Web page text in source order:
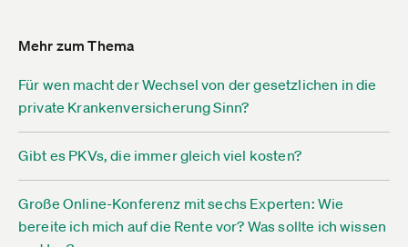
Mehr zum Thema
Für wen macht der Wechsel von der gesetzlichen in die
private Krankenversicherung Sinn?
Gibt es PKVs, die immer gleich viel kosten?
Große Online-Konferenz mit sechs Experten: Wie
bereite ich mich auf die Rente vor? Was sollte ich wissen